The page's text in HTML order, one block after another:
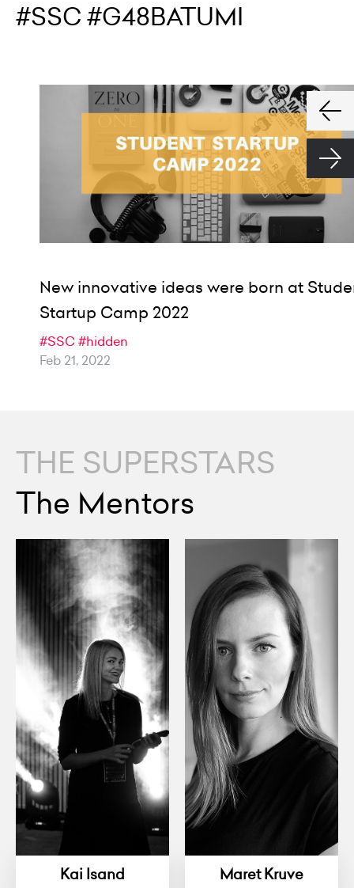
#SSC #G48BATUMI
New innovative ideas were born at
Startup Camp 2022
#SSC#hidden
Feb 21, 2022
THE SUPERSTARS
The Mentors
Kai Isand Maret Kruve